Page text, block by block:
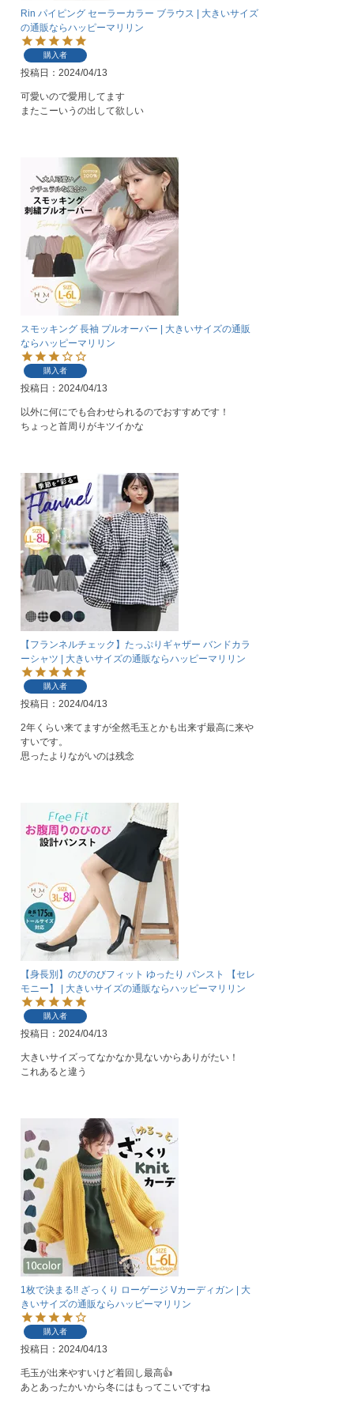
Rin パイピング セーラーカラー ブラウス | 大きいサイズ
の通販ならハッピーマリリン
購入者
投稿日 2024/04/13
可愛いので愛用してます
またこーいうの出して欲しい
スモッキング 長袖 プルオーバー | 大きいサイズの通販
ならハッピーマリリン
購入者
投稿日 2024/04/13
以外に何にでも合わせられるのでおすすめです！
ちょっと首周りがキツイかな
【フランネルチェック】たっぷりギャザー バンドカラ
ーシャツ | 大きいサイズの通販ならハッピーマリリン
購入者
投稿日 2024/04/13
2年くらい来てますが全然毛玉とかも出来ず最高に来や
すいです。
思ったよりながいのは残念
【身長別】のびのびフィット ゆったり パンスト 【セレ
モニー】 | 大きいサイズの通販ならハッピーマリリン
購入者
投稿日 2024/04/13
大きいサイズってなかなか見ないからありがたい！
これあると違う
1枚で決まる!! ざっくり ローゲージ Vカーディガン | 大
きいサイズの通販ならハッピーマリリン
購入者
投稿日 2024/04/13
毛玉が出来やすいけど着回し最高👍
あとあったかいから冬にはもってこいですね